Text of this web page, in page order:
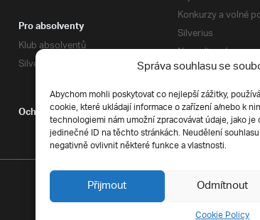
Správa souhlasu se
Abychom mohli poskytovat co nejlepší zážitky,
cookie, které ukládají informace o zařízení a/nebo k
technologiemi nám umožní zpracovávat údaje, jako
jedinečné ID na těchto stránkách. Neudělení
negativně ovlivnit některé funkce a vlastnosti.
Přijmout Odmítnout
Cookie Policy
Konkurzy a volné
Silverius
Napsali o nás
Tiskové zprávy
Pro absolventy
Klub absolventů
Silverius
Ochrana soukromí